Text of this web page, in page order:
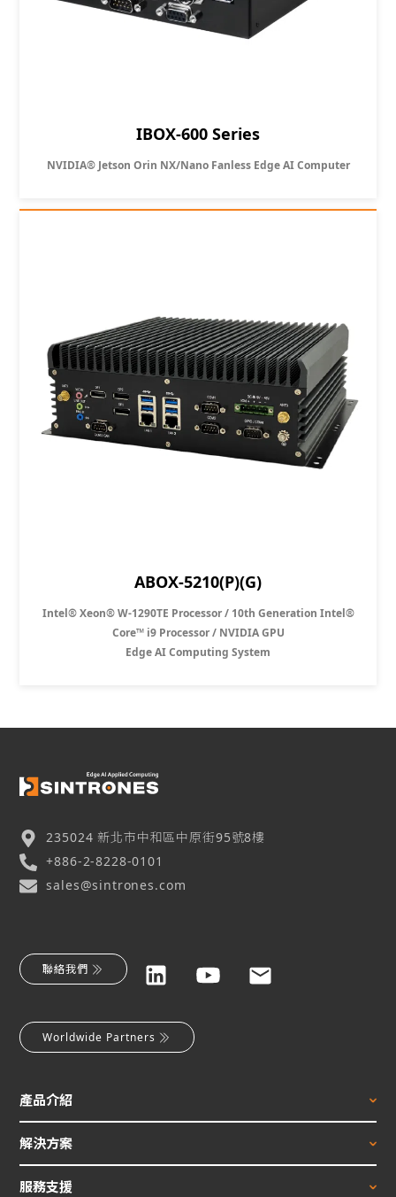
IBOX-600 Series
NVIDIA® Jetson Orin NX/Nano Fanless Edge AI Computer
ABOX-5210(P)(G)
Intel® Xeon® W-1290TE Processor / 10th Generation Intel®
Core™ i9 Processor / NVIDIA GPU
Edge AI Computing System
235024 新北市中和區中原街95號8樓
+886-2-8228-0101
sales@sintrones.com
聯絡我們
Worldwide Partners
產品介紹
解決方案
服務支援